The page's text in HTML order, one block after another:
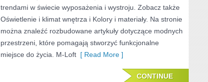
trendami w świecie wyposażenia i wystroju. Zobacz także
Oświetlenie i klimat wnętrza i Kolory i materiały. Na stronie
można znaleźć rozbudowane artykuły dotyczące modnych
przestrzeni, które pomagają stworzyć funkcjonalne
miejsce do życia. M-Loft [ Read More ]
CONTINUE